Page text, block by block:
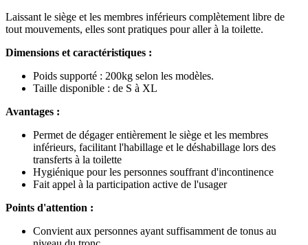
Laissant le siège et les membres inférieurs complètement libre de
tout mouvements, elles sont pratiques pour aller à la toilette.
Dimensions et caractéristiques :
Poids supporté : 200kg selon les modèles.
Taille disponible : de S à XL
Avantages :
Permet de dégager entièrement le siège et les membres
inférieurs, facilitant l'habillage et le déshabillage lors des
transferts à la toilette
Hygiénique pour les personnes souffrant d'incontinence
Fait appel à la participation active de l'usager
Points d'attention :
Convient aux personnes ayant suffisamment de tonus au